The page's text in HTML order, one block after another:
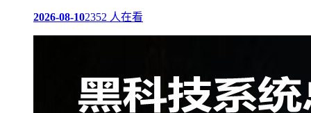
2026-08-102352 人在看